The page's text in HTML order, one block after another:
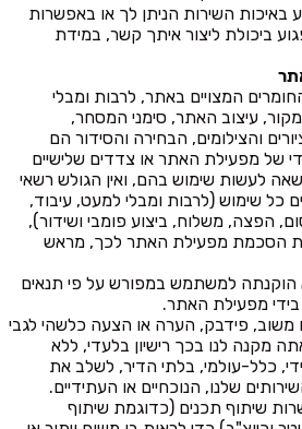
באיכות השירות הניתן לך או באפשרות
ביכולת ליצור איתך קשר, במידת
המצויים באתר, לרבות ומבלי
עיצוב האתר, סימני המסחר,
והצילומים, הבחירה והסידור הם
של מפעילת האתר או צדדים שלישיים
לעשות שימוש בהם, ואין הגולש רשאי
כל שימוש (לרבות ומבלי למעט, עיבוד,
הפצה, משלוח, ביצוע פומבי ושידור),
הסכמת מפעילת האתר לכך, מראש
הוקנתה למשתמש במפורש על פי תנאים
מפעילת האתר.
פידבק, הערה או הצעה כלשהי לגבי
מקנה לנו בכך רישיון בלעדי, ללא
כלל-עולמי, בלתי הדיר, לשלב את
שלנו, הנוכחיים או העתידיים.
שיתוף תכנים (כדוגמת שיתוף